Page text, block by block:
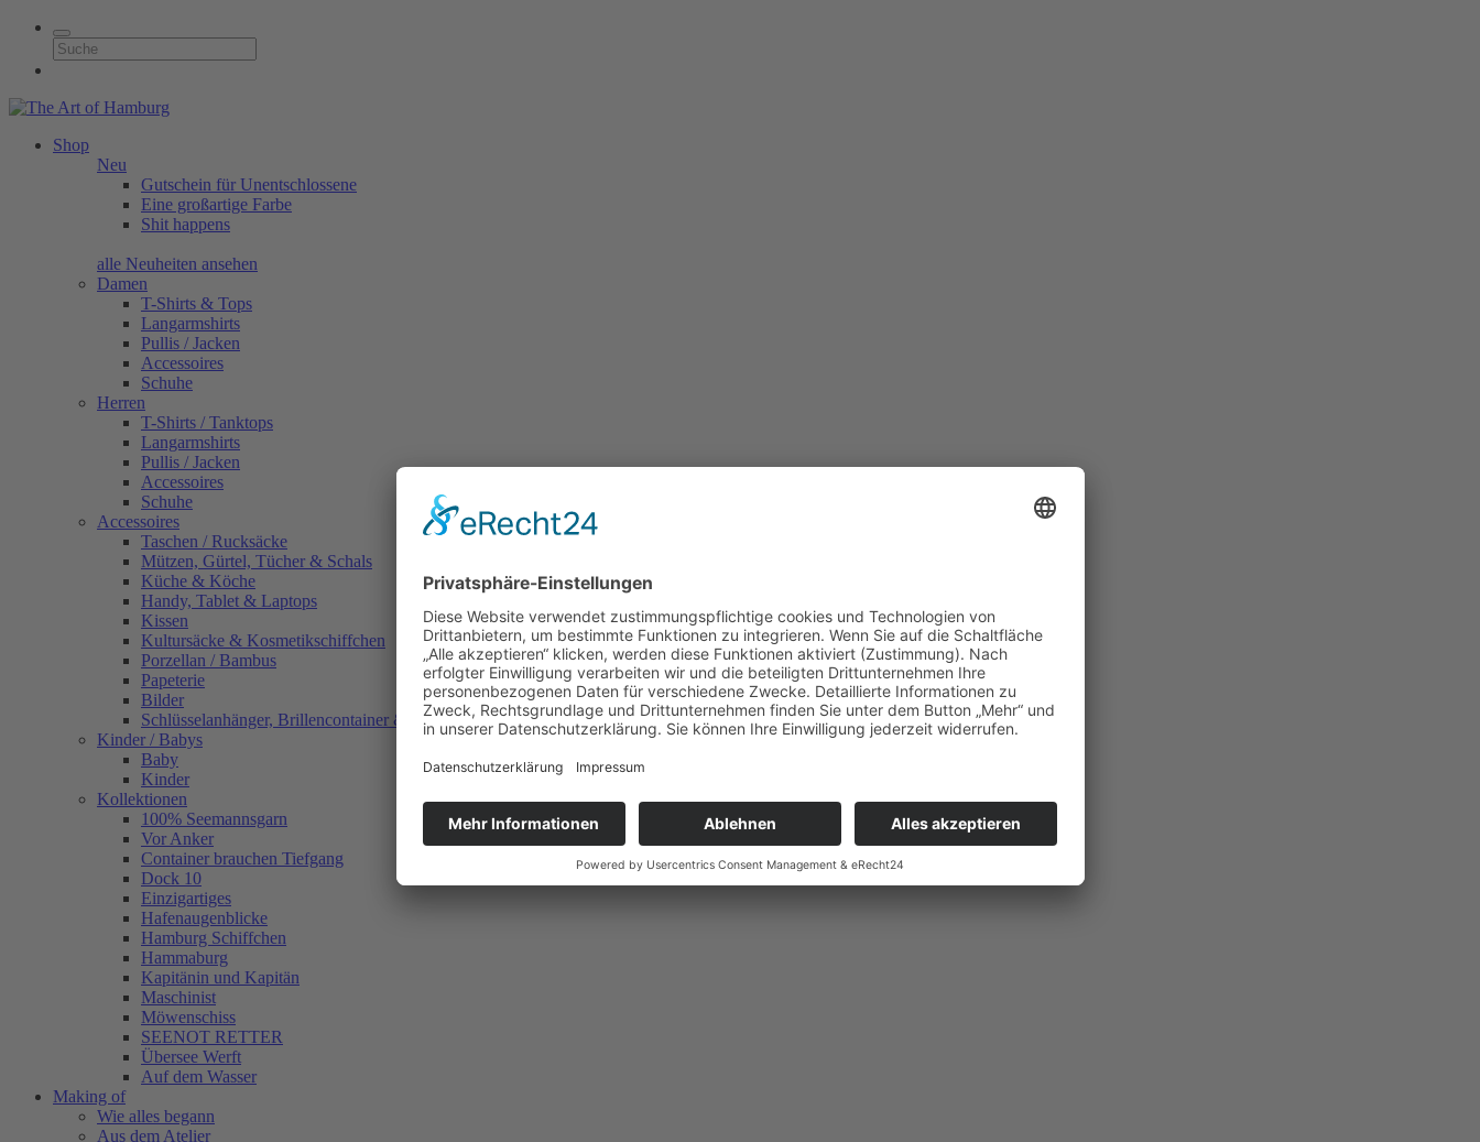
Shop
Neu
Gutschein für Unentschlossene
Eine großartige Farbe
Shit happens
alle Neuheiten ansehen
Damen
T-Shirts & Tops
Langarmshirts
Pullis / Jacken
Accessoires
Schuhe
Herren
T-Shirts / Tanktops
Langarmshirts
Pullis / Jacken
Accessoires
Schuhe
Accessoires
Taschen / Rucksäcke
Mützen, Gürtel, Tücher & Schals
Küche & Köche
Handy, Tablet & Laptops
Kissen
Kultursäcke & Kosmetikschiffchen
Porzellan / Bambus
Papeterie
Bilder
Schlüsselanhänger, Brillencontainer & mehr
Kinder / Babys
Baby
Kinder
Kollektionen
100% Seemannsgarn
Vor Anker
Container brauchen Tiefgang
Dock 10
Einzigartiges
Hafenaugen­blicke
Hamburg Schiffchen
Hammaburg
Kapitänin und Kapitän
Maschinist
Möwenschiss
SEENOT RETTER
Übersee Werft
Auf dem Wasser
Making of
Wie alles begann
Aus dem Atelier